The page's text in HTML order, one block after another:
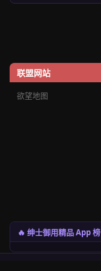
联盟网站
欲望地图
🔥 绅士御用精品 App 榜